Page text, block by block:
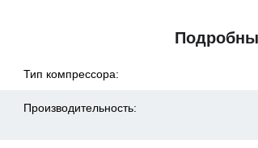
Тип компрессора:
Производительность: